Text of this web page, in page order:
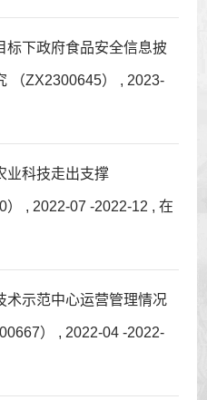
标下政府食品安全信息披
（ZX2300645） , 2023-
业科技走出支撑
） , 2022-07 -2022-12 , 在
术示范中心运营管理情况
） , 2022-04 -2022-